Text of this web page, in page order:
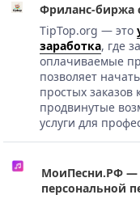
Фриланс-биржа
TipTop.org — это
заработка, где
оплачиваемые
позволяет
простых заказов
продвинутые
услуги для
МоиПесни.РФ —
персональной